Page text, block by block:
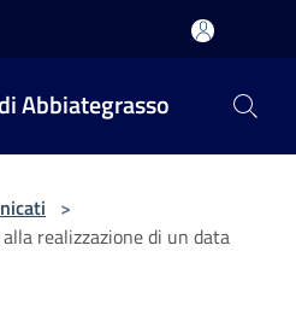
Abbiategrasso
>
realizzazione di un data